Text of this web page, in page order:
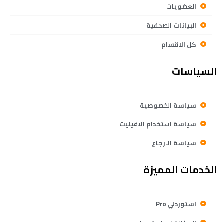
العضويات
البيانات الصحفية
كل الاقسام
السياسات
سياسة الخصوصية
سياسة استخدام الافيليت
سياسة الارجاع
الخدمات المميزة
استوردلي Pro